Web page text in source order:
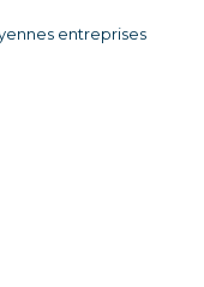
entreprises